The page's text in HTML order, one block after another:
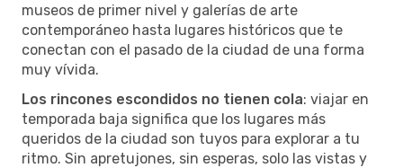
museos de primer nivel y galerías de arte
contemporáneo hasta lugares históricos que te
conectan con el pasado de la ciudad de una forma
muy vívida.
Los rincones escondidos no tienen cola: viajar en
temporada baja significa que los lugares más
queridos de la ciudad son tuyos para explorar a tu
ritmo. Sin apretujones, sin esperas, solo las vistas y